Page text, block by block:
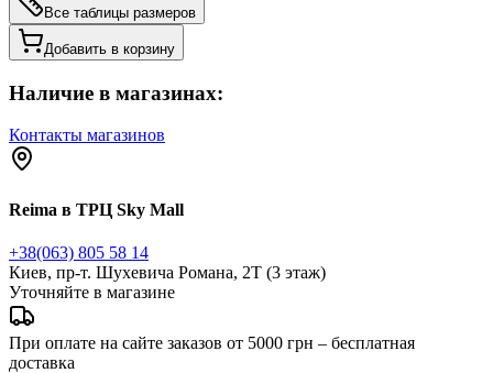
Все таблицы размеров
Добавить в корзину
Наличие в магазинах:
Контакты магазинов
Reima в ТРЦ Sky Mall
+38(063) 805 58 14
Киев, пр-т. Шухевича Романа, 2Т (3 этаж)
Уточняйте в магазине
При оплате на сайте заказов от 5000 грн – бесплатная
доставка